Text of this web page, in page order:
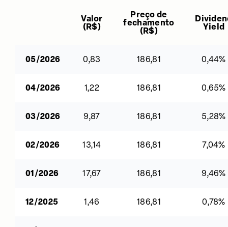
Valor
(R$)
Preço de
fechamento
(R$)
Yield
05/2026 0,83 186,81 0,44%
04/2026 1,22 186,81 0,65%
03/2026 9,87 186,81 5,28%
02/2026 13,14 186,81 7,04%
01/2026 17,67 186,81 9,46%
12/2025 1,46 186,81 0,78%